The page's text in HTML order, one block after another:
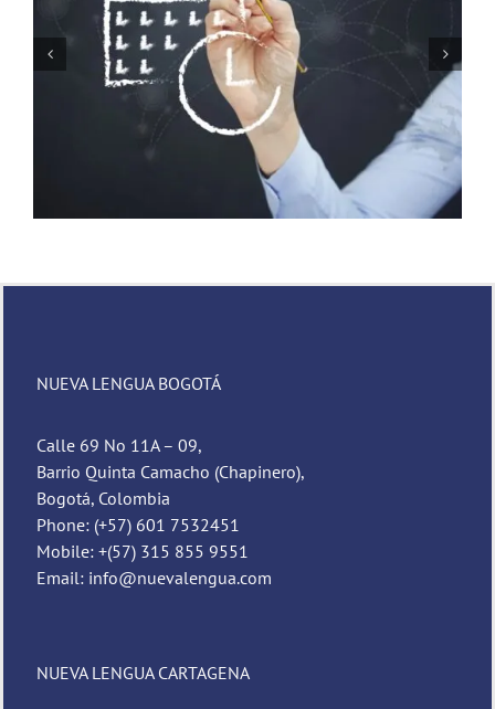
Un nuevo comedor para los abuelitos
NUEVA LENGUA BOGOTÁ
Calle 69 No 11A – 09,
Barrio Quinta Camacho (Chapinero),
Bogotá, Colombia
Phone: (+57) 601 7532451
Mobile: +(57) 315 855 9551
Email: info@nuevalengua.com
NUEVA LENGUA CARTAGENA